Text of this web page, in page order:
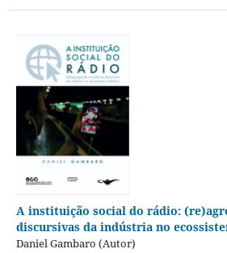
A instituição social do rádio:
discursivas da indústria no
Daniel Gambaro (Autor)